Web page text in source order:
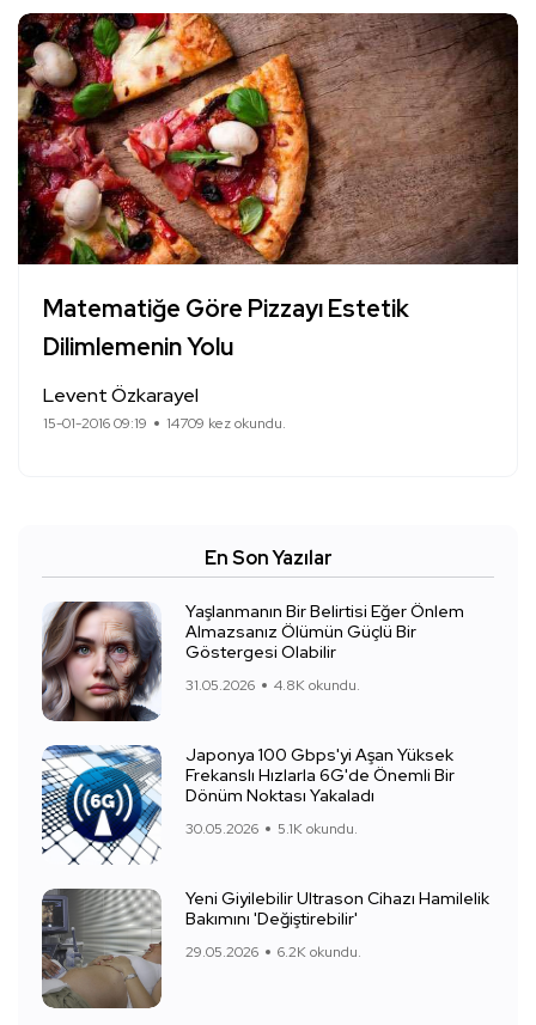
Matematiğe Göre Pizzayı Estetik
Dilimlemenin Yolu
Levent Özkarayel
15-01-2016 09:19 14709 kez okundu.
En Son Yazılar
Yaşlanmanın Bir Belirtisi Eğer Önlem
Almazsanız Ölümün Güçlü Bir
Göstergesi Olabilir
31.05.2026 4.8K okundu.
Japonya 100 Gbps'yi Aşan Yüksek
Frekanslı Hızlarla 6G'de Önemli Bir
Dönüm Noktası Yakaladı
30.05.2026 5.1K okundu.
Yeni Giyilebilir Ultrason Cihazı Hamilelik
Bakımını 'Değiştirebilir'
29.05.2026 6.2K okundu.